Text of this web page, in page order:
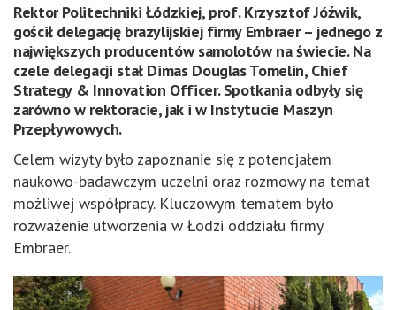
Rektor Politechniki Łódzkiej, prof. Krzysztof Jóźwik,
gościł delegację brazylijskiej firmy Embraer – jednego z
największych producentów samolotów na świecie. Na
czele delegacji stał Dimas Douglas Tomelin, Chief
Strategy & Innovation Officer. Spotkania odbyły się
zarówno w rektoracie, jak i w Instytucie Maszyn
Przepływowych.
Celem wizyty było zapoznanie się z potencjałem
naukowo-badawczym uczelni oraz rozmowy na temat
możliwej współpracy. Kluczowym tematem było
rozważenie utworzenia w Łodzi oddziału firmy
Embraer.